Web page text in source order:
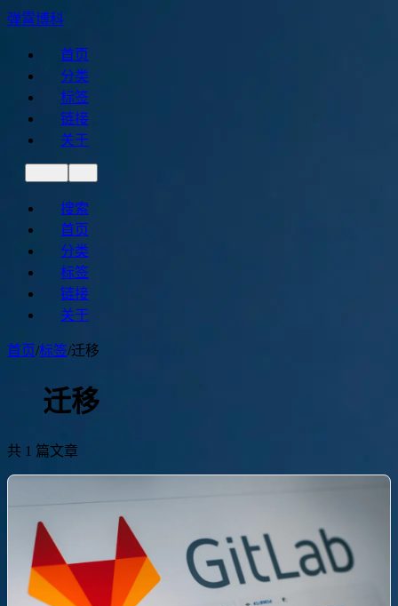
弹霄博科
首页
分类
标签
链接
关于
搜索
首页
分类
标签
链接
关于
首页/标签/迁移
迁移
共 1 篇文章